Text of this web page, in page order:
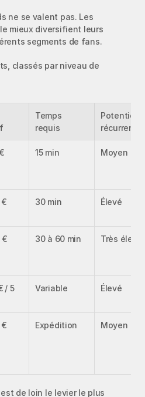
ne se valent pas. Les
mieux diversifient leurs
segments de fans.
classés par niveau de
Temps
requis
Potentiel
récurrence
15 min Moyen
30 min Élevé
€ 30 à 60 min Très élevé
/ 5
Variable Élevé
Expédition Moyen
de loin le levier le plus